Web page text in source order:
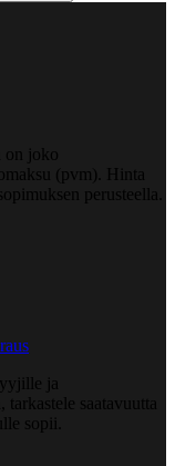
on joko
(pvm). Hinta
perusteella.
ja
saatavuutta
sopii.